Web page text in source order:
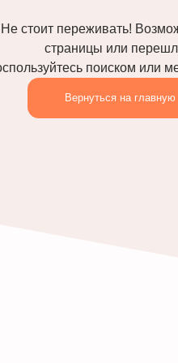
Не стоит переживать!
страницы или
поиском или
Вернуться на главную